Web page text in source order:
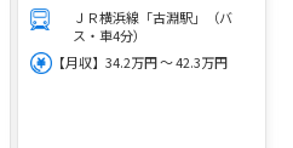
ＪＲ横浜線「古淵駅」（バ
ス・車4分）
【月収】34.2万円 ～ 42.3万円